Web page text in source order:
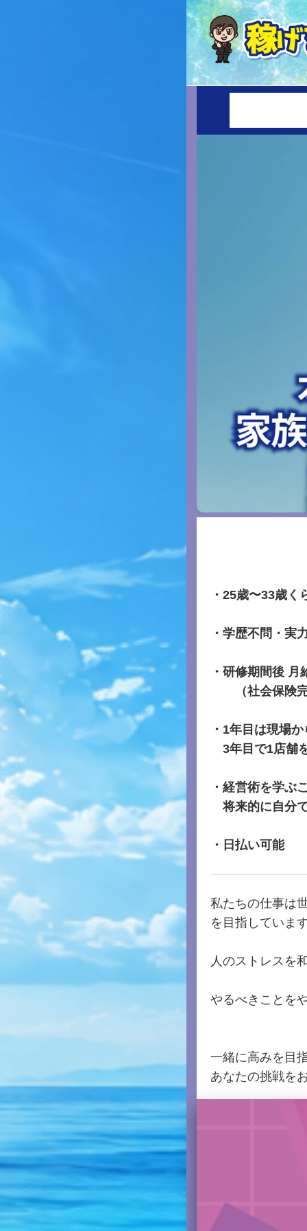
・25歳〜33歳く
・学歴不問・実
・研修期間後 月
（社会保険完
・1年目は現場
3年目で1店舗
・経営術を学ぶ
将来的に自分
・日払い可能
私たちの仕事は
を目指していま
人のストレスを
やるべきことを
一緒に高みを目
あなたの挑戦を